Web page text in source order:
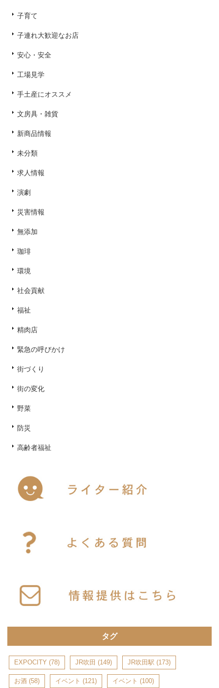
子育て
子連れ大歓迎なお店
安心・安全
工場見学
手土産にオススメ
文房具・雑貨
新商品情報
未分類
求人情報
演劇
災害情報
無添加
珈琲
環境
社会貢献
福祉
精肉店
緊急の呼びかけ
街づくり
街の変化
野菜
防災
高齢者福祉
タグ
EXPOCITY (78) JR吹田 (149) JR吹田駅 (173)
お酒 (58) イベント (121) イベント (100)